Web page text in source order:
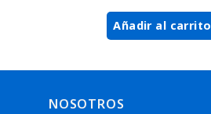
Añadir al carrito
NOSOTROS